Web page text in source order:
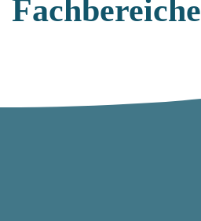
Fachbereiche